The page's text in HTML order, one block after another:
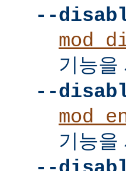
--
기능을
--
기능을